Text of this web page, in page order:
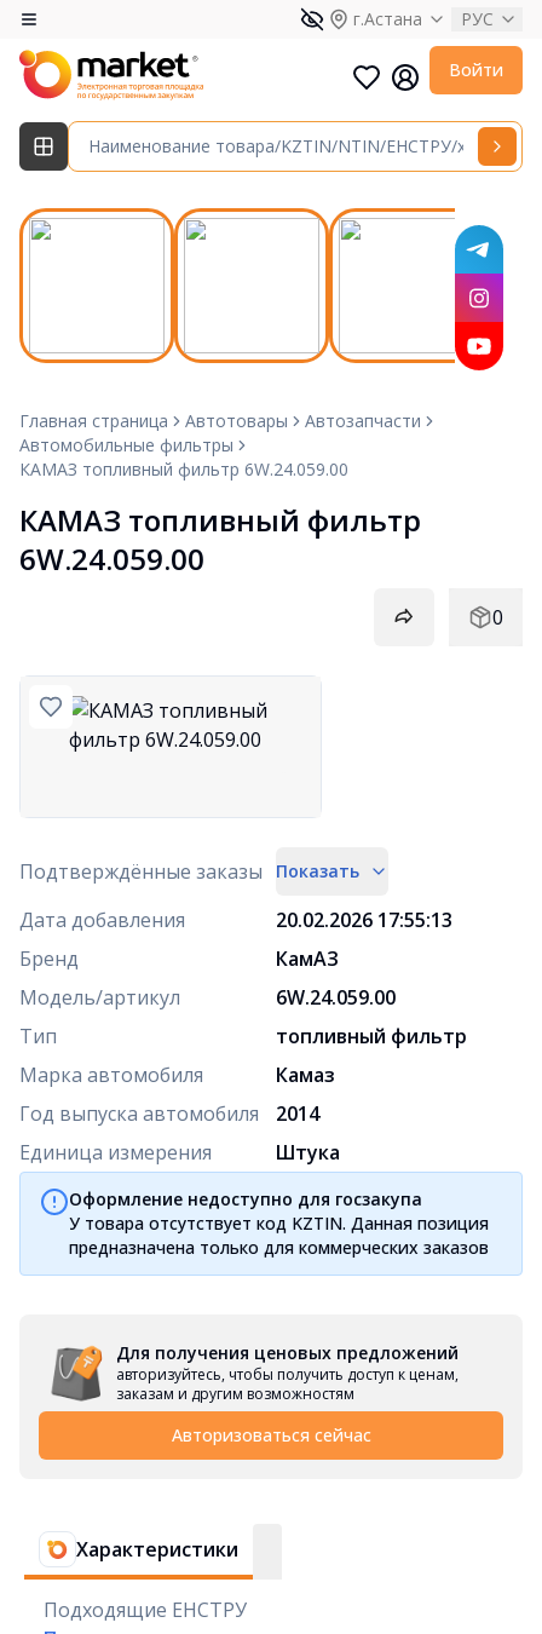
г.Астана РУС
Войти
Главная страница Автотовары
Автозапчасти
Автомобильные фильтры
КАМАЗ топливный фильтр 6W.24.059.00
КАМАЗ топливный фильтр
6W.24.059.00
0
Подтверждённые заказы Показать
Дата добавления
20.02.2026 17:55:13
Бренд
КамАЗ
Модель/артикул
6W.24.059.00
Тип
топливный фильтр
Марка автомобиля
Камаз
Год выпуска автомобиля
2014
Единица измерения
Штука
Оформление недоступно для госзакупа
У товара отсутствует код KZTIN. Данная позиция
предназначена только для коммерческих заказов
Для получения ценовых предложений
авторизуйтесь, чтобы получить доступ к ценам,
заказам и другим возможностям
Авторизоваться сейчас
Характеристики
Подходящие ЕНСТРУ